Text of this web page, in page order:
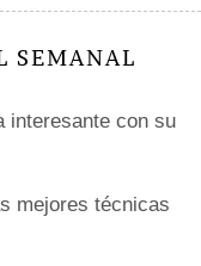
SEMANAL
interesante con su
mejores técnicas